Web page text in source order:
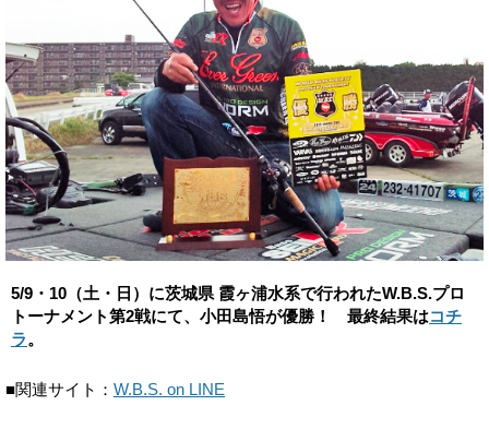
5/9・10（土・日）に茨城県 霞ヶ浦水系で行われたW.B.S.プロ
トーナメント第2戦にて、小田島悟が優勝！ 最終結果はコチ
ラ。
■関連サイト： W.B.S. on LINE